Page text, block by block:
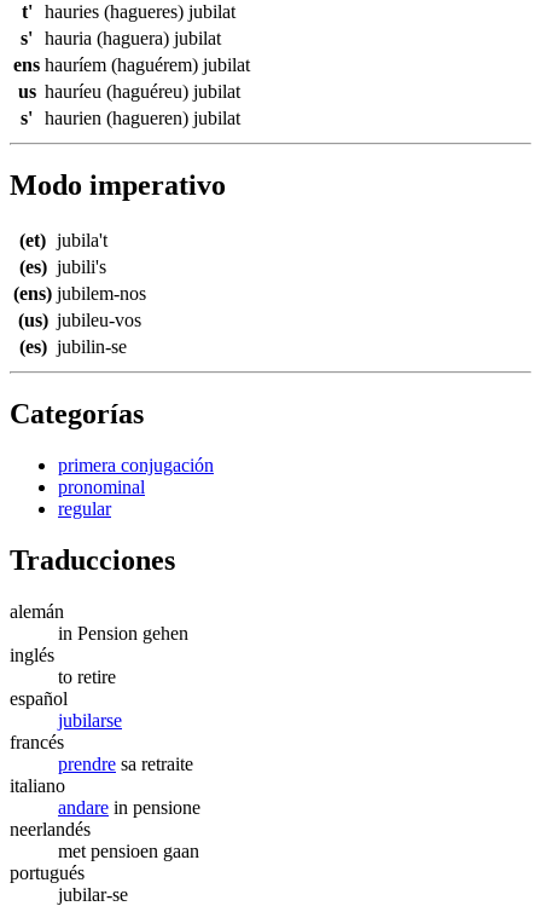
t'
hauries (hagueres) jubilat
s' hauria (haguera) jubilat
ens hauríem (haguérem) jubilat
us hauríeu (haguéreu) jubilat
s' haurien (hagueren) jubilat
Modo imperativo
(et) jubila't
(es) jubili's
(ens) jubilem-nos
(us) jubileu-vos
(es) jubilin-se
Categorías
primera conjugación
pronominal
regular
Traducciones
alemán
in Pension gehen
inglés
to retire
español
jubilarse
francés
prendre sa retraite
italiano
andare in pensione
neerlandés
met pensioen gaan
portugués
jubilar-se